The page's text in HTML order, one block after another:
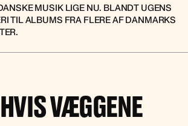
MUSIK LIGE NU. BLANDT UGENS
TIL ALBUMS FRA FLERE AF DANMARKS
VÆGGENE